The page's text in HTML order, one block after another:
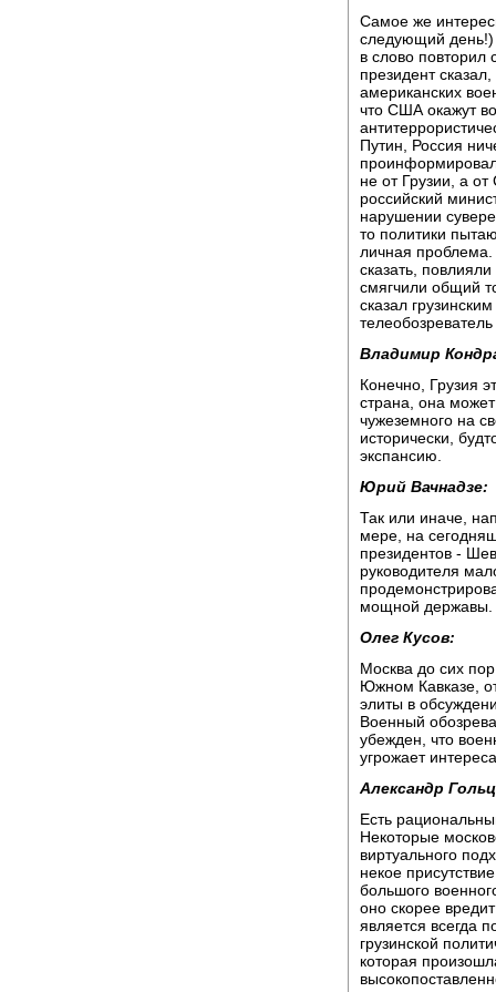
Самое же
следующий день!)
в слово повторил
президент
американских
что США окажут
Путин, Россия
не от Грузии, а
российский
нарушении
то политики
личная
сказать,
смягчили общий
сказал
Владимир
Конечно, Грузия
страна, она
чужеземного на
исторически,
экспансию.
Юрий Вачнадзе:
Так или иначе,
мере, на
президентов -
руководителя
мощной державы.
Олег Кусов:
Москва до сих
Южном Кавказе,
элиты в
Военный
убежден, что
угрожает
Александр
Есть
Некоторые
виртуального
некое
большого
оно скорее
является всегда
грузинской
которая